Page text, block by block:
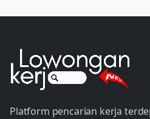
Platform pencarian kerja